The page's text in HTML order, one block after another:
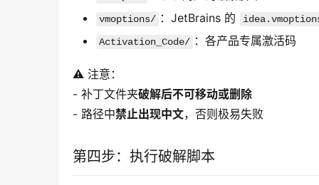
vmoptions/ ：JetBrains 的
Activation_Code/ ：各产品专属激活码
⚠️ 注意：
- 补丁文件夹破解后不可移动或删除
- 路径中禁止出现中文，否则极易失败
第四步：执行破解脚本